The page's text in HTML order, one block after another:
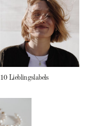
10 Lieblingslabels